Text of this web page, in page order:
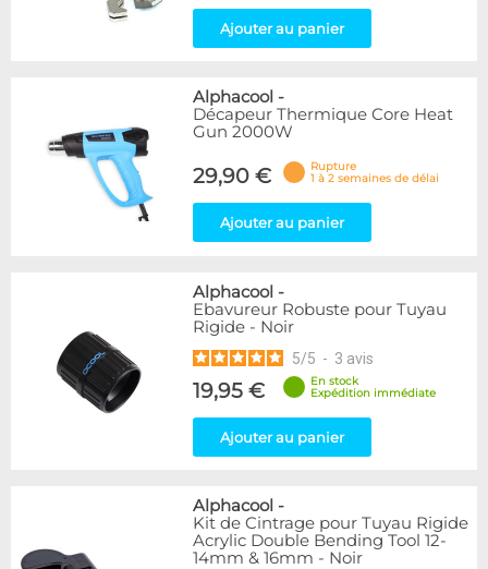
Ajouter au panier
Alphacool -
Décapeur Thermique Core Heat
Gun 2000W
29,90 €
Rupture
1 à 2 semaines de délai
Ajouter au panier
Alphacool -
Ebavureur Robuste pour Tuyau
Rigide - Noir
5/5 - 3 avis
19,95 €
En stock
Expédition immédiate
Ajouter au panier
Alphacool -
Kit de Cintrage pour Tuyau Rigide
Acrylic Double Bending Tool 12-
14mm & 16mm - Noir